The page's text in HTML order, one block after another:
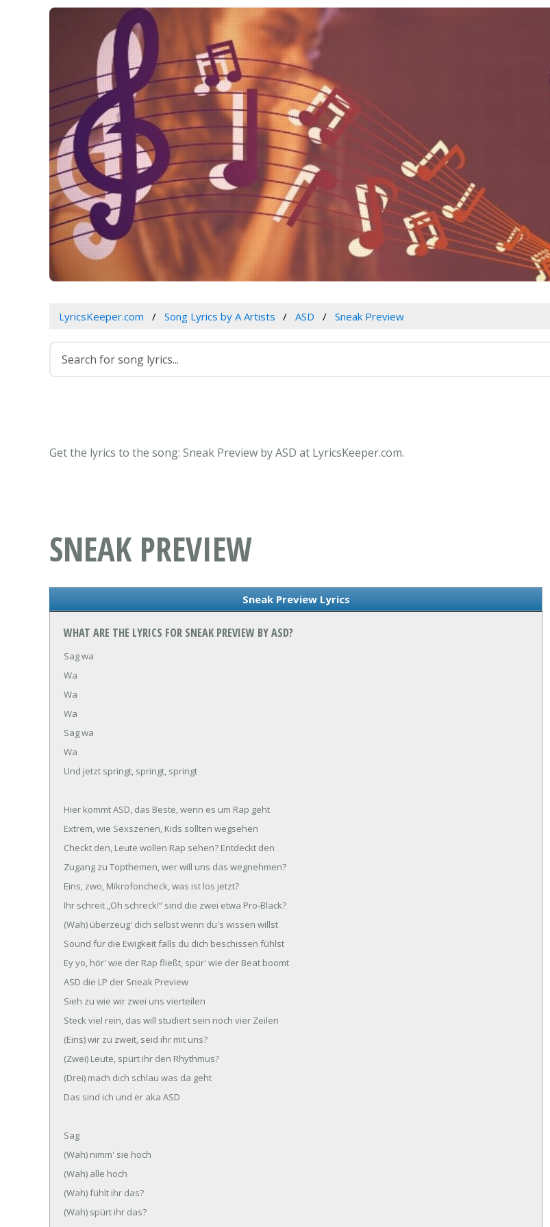
LyricsKeeper.com Song Lyrics by A Artists ASD Sneak Preview
Get the lyrics to the song: Sneak Preview by ASD at LyricsKeeper.com.
SNEAK PREVIEW
Sneak Preview Lyrics
WHAT ARE THE LYRICS FOR SNEAK PREVIEW BY ASD?
Sag wa
Wa
Wa
Wa
Sag wa
Wa
Und jetzt springt, springt, springt
Hier kommt ASD, das Beste, wenn es um Rap geht
Extrem, wie Sexszenen, Kids sollten wegsehen
Checkt den, Leute wollen Rap sehen? Entdeckt den
Zugang zu Topthemen, wer will uns das wegnehmen?
Eins, zwo, Mikrofoncheck, was ist los jetzt?
Ihr schreit „Oh schreck!“ sind die zwei etwa Pro-Black?
(Wah) überzeug' dich selbst wenn du's wissen willst
Sound für die Ewigkeit falls du dich beschissen fühlst
Ey yo, hör' wie der Rap fließt, spür' wie der Beat boomt
ASD die LP der Sneak Preview
Sieh zu wie wir zwei uns vierteilen
Steck viel rein, das will studiert sein noch vier Zeilen
(Eins) wir zu zweit, seid ihr mit uns?
(Zwei) Leute, spürt ihr den Rhythmus?
(Drei) mach dich schlau was da geht
Das sind ich und er aka ASD
Sag
(Wah) nimm' sie hoch
(Wah) alle hoch
(Wah) fühlt ihr das?
(Wah) spürt ihr das?